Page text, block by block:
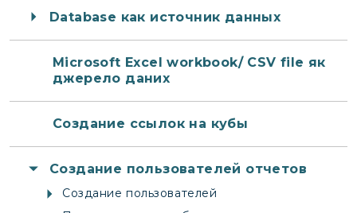
Database как источник данных
Microsoft Excel workbook/ CSV file як
джерело даних
Создание ссылок на кубы
Создание пользователей отчетов
Создание пользователей